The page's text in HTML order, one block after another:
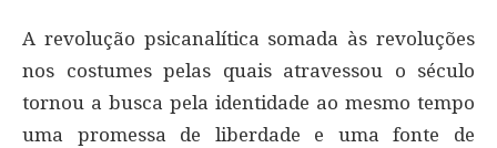
A revolução psicanalítica somada às revoluções
nos costumes pelas quais atravessou o século
tornou a busca pela identidade ao mesmo tempo
uma promessa de liberdade e uma fonte de